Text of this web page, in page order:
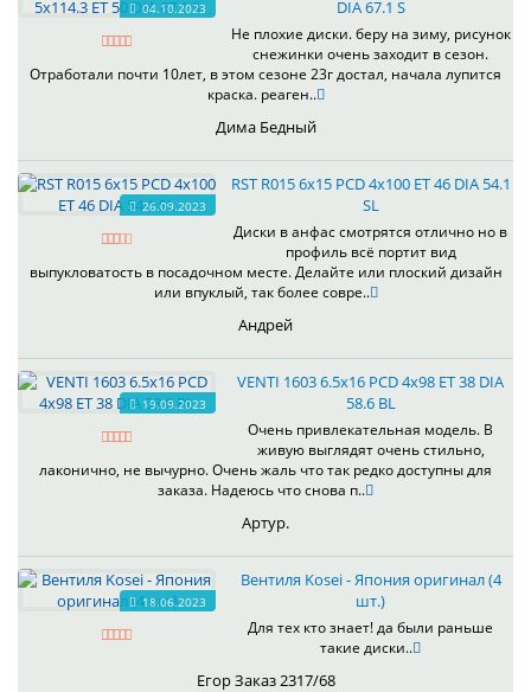
04.10.2023 DIA 67.1 S
Не плохие диски. беру на зиму, рисунок
снежинки очень заходит в сезон.
Отработали почти 10лет, в этом сезоне 23г достал, начала лупится
краска. реаген..
Дима Бедный
26.09.2023
RST R015 6x15 PCD 4x100 ET 46 DIA 54.1
SL
Диски в анфас смотрятся отлично но в
профиль всё портит вид
выпукловатость в посадочном месте. Делайте или плоский дизайн
или впуклый, так более совре..
Андрей
19.09.2023
VENTI 1603 6.5x16 PCD 4x98 ET 38 DIA
58.6 BL
Очень привлекательная модель. В
живую выглядят очень стильно,
лаконично, не вычурно. Очень жаль что так редко доступны для
заказа. Надеюсь что снова п..
Артур.
18.06.2023
Вентиля Kosei - Япония оригинал (4
шт.)
Для тех кто знает! да были раньше
такие диски..
Егор Заказ 2317/68